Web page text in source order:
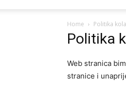
Home Politika
Politika
Web stranica
stranice i